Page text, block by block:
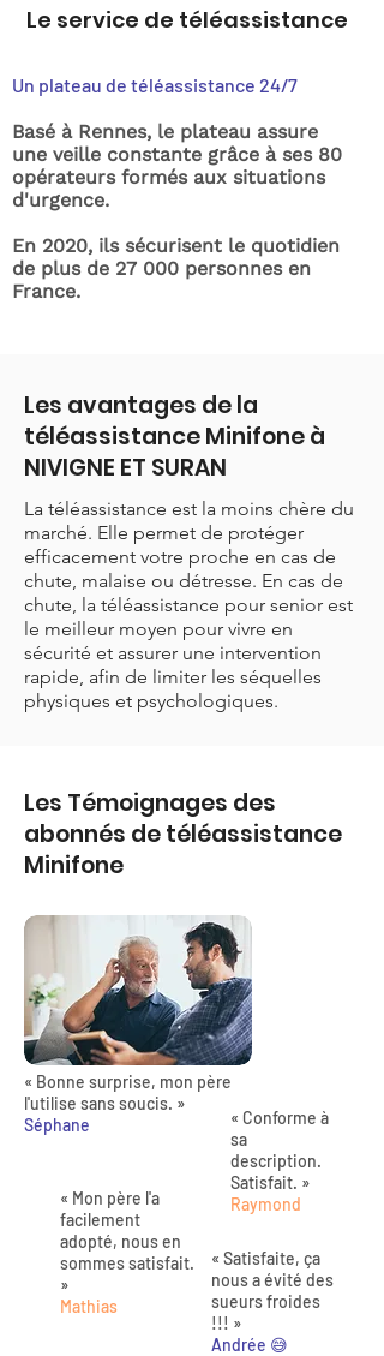
Le service de téléassistance
Un plateau de téléassistance 24/7
Basé à Rennes, le plateau assure
une veille constante grâce à ses 80
opérateurs formés aux situations
d'urgence.
En 2020, ils sécurisent le quotidien
de plus de 27 000 personnes en
France.
Les avantages de la
téléassistance Minifone à
NIVIGNE ET SURAN
La téléassistance est la moins chère du
marché. Elle permet de protéger
efficacement votre proche en cas de
chute, malaise ou détresse. En cas de
chute, la téléassistance pour senior est
le meilleur moyen pour vivre en
sécurité et assurer une intervention
rapide, afin de limiter les séquelles
physiques et psychologiques.
Les Témoignages des
abonnés de téléassistance
Minifone
« Bonne surprise, mon père
l'utilise sans soucis. »
Séphane
« Mon père l'a
facilement
adopté, nous en
sommes satisfait.
»
Mathias
« Conforme à
sa
description.
Satisfait. »
Raymond
« Satisfaite, ça
nous a évité des
sueurs froides
!!! »
Andrée 😅